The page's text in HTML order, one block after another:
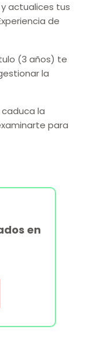
actualices tus
de
(3 años) te
la
la
para
en